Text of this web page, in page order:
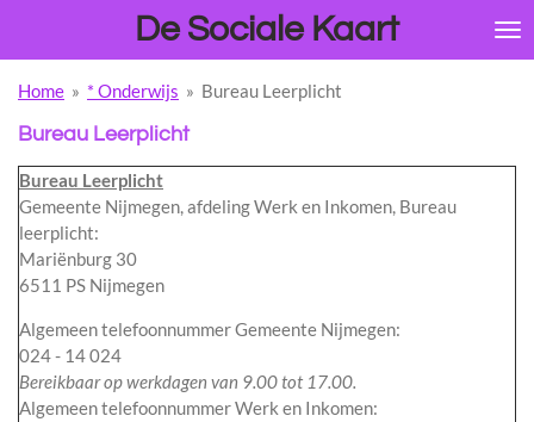
de
hoofdinhoud
De Sociale Kaart
Home » * Onderwijs » Bureau Leerplicht
Bureau Leerplicht
Bureau Leerplicht
Gemeente Nijmegen, afdeling Werk en Inkomen, Bureau
leerplicht:
Mariënburg 30
6511 PS Nijmegen
Algemeen telefoonnummer Gemeente Nijmegen:
024 - 14 024
Bereikbaar op werkdagen van 9.00 tot 17.00.
Algemeen telefoonnummer Werk en Inkomen: